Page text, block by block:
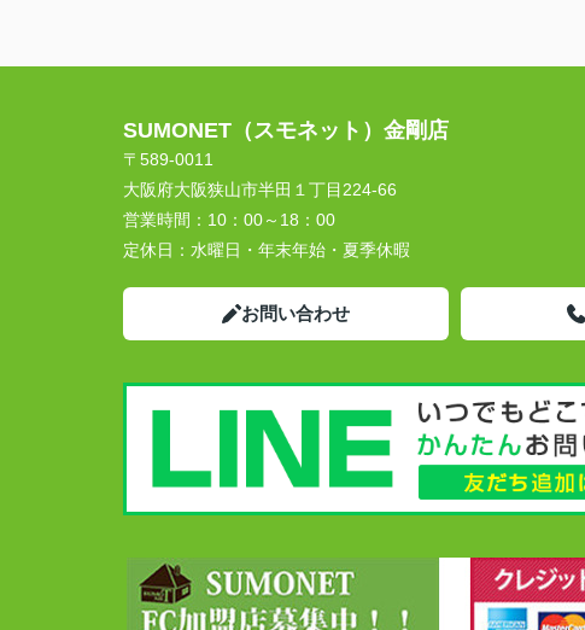
SUMONET（スモネット）金剛店
〒589-0011
大阪府大阪狭山市半田１丁目224-66
営業時間： 10：00～18：00
定休日： 水曜日・年末年始・夏季休暇
お問い合わせ